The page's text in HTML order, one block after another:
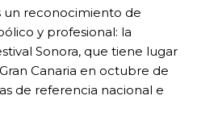
un reconocimiento de
y profesional: la
Sonora, que tiene lugar
Canaria en octubre de
de referencia nacional e